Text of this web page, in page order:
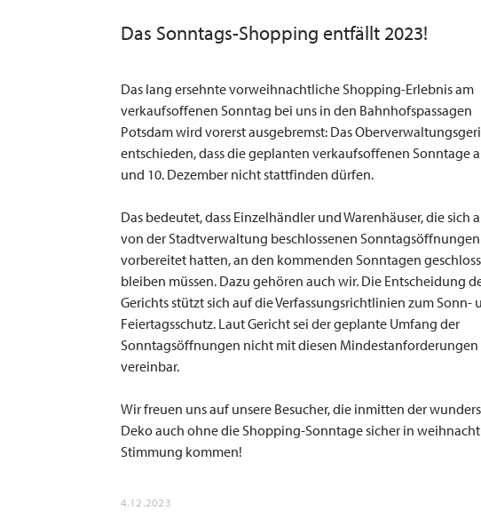
Das Sonntags-Shopping entfällt 2023!
Das lang ersehnte vorweihnachtliche Shopping-Erlebnis am
verkaufsoffenen Sonntag bei uns in den Bahnhofspassagen
Potsdam wird vorerst ausgebremst: Das
entschieden, dass die geplanten verkaufsoffenen Sonntage
und 10. Dezember nicht stattfinden dürfen.
Das bedeutet, dass Einzelhändler und Warenhäuser, die sich
von der Stadtverwaltung beschlossenen Sonntagsöffnungen
vorbereitet hatten, an den kommenden Sonntagen
bleiben müssen. Dazu gehören auch wir. Die Entscheidung
Gerichts stützt sich auf die Verfassungsrichtlinien zum Sonn-
Feiertagsschutz. Laut Gericht sei der geplante Umfang der
Sonntagsöffnungen nicht mit diesen Mindestanforderungen
vereinbar.
Wir freuen uns auf unsere Besucher, die inmitten der
Deko auch ohne die Shopping-Sonntage sicher in
Stimmung kommen!
4.12.2023